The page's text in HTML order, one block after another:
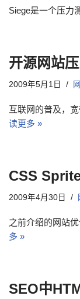
Siege是一个压力
开源网站
2009年5月1日
互联网的普及，
读更多 »
CSS
2009年4月30日
之前介绍的网站
多 »
SEO中